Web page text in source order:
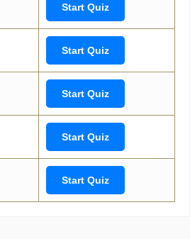
Start Quiz
Start Quiz
Start Quiz
Start Quiz
Start Quiz